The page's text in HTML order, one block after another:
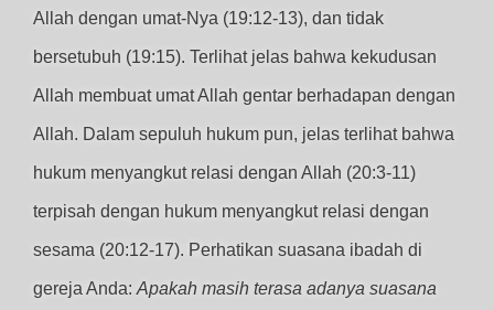
Allah dengan umat-Nya (19:12-13), dan tidak
bersetubuh (19:15). Terlihat jelas bahwa kekudusan
Allah membuat umat Allah gentar berhadapan dengan
Allah. Dalam sepuluh hukum pun, jelas terlihat bahwa
hukum menyangkut relasi dengan Allah (20:3-11)
terpisah dengan hukum menyangkut relasi dengan
sesama (20:12-17). Perhatikan suasana ibadah di
gereja Anda: Apakah masih terasa adanya suasana